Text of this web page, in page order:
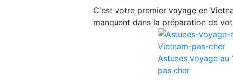
C'est votre premier voyage en
manquent dans la préparation de
Astuces voyage au
pas cher